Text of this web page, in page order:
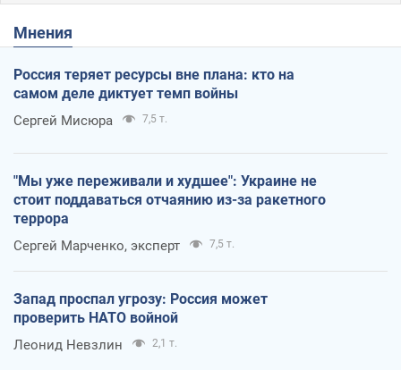
Мнения
Россия теряет ресурсы вне плана: кто на
самом деле диктует темп войны
Сергей Мисюра 7,5 т.
"Мы уже переживали и худшее": Украине не
стоит поддаваться отчаянию из-за ракетного
террора
Сергей Марченко, эксперт 7,5 т.
Запад проспал угрозу: Россия может
проверить НАТО войной
Леонид Невзлин 2,1 т.